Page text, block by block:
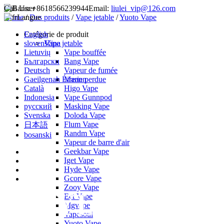
Call Us: +8618566239944Email: liulei_vip@126.com
Langue
English
slovenščina
Lietuvių
Български
Deutsch
Gaeilgenah Éireann
Català
Indonesia
русский
Svenska
日本語
bosanski
Home/Des produits /Vape jetable /Yuoto Vape
Catégorie de produit
Vape jetable
Vape bouffée
Bang Vape
Vapeur de fumée
Marie perdue
Higo Vape
Vape Gunnpod
Masking Vape
Doloda Vape
Flum Vape
Randm Vape
Vapeur de barre d'air
Geekbar Vape
Iget Vape
Hyde Vape
Gcore Vape
Zooy Vape
Ect Vape
Mgvape
Vapesoul